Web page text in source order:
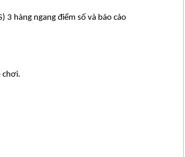
3 hàng ngang điểm số và báo cáo
chơi.